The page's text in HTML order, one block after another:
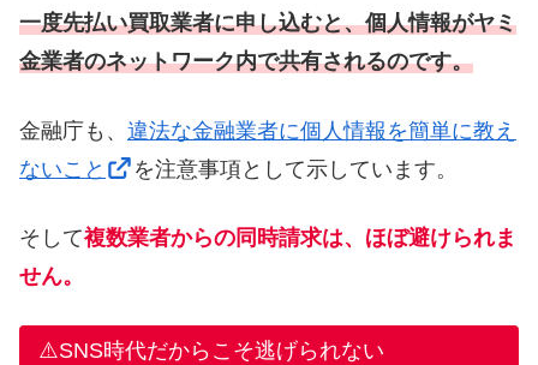
一度先払い買取業者に申し込むと、個人情報がヤミ
金業者のネットワーク内で共有されるのです。
金融庁も、 違法な金融業者に個人情報を簡単に教え
ないこと
を注意事項として示しています。
そして複数業者からの同時請求は、ほぼ避けられま
せん。
⚠️SNS時代だからこそ逃げられない